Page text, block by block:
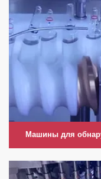
Машины для